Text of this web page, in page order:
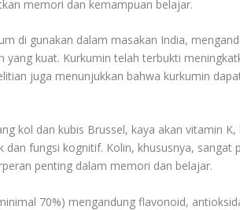
memori dan kemampuan belajar.
di gunakan dalam masakan India,
kuat. Kurkumin telah terbukti
juga menunjukkan bahwa kurkumin
kol dan kubis Brussel, kaya akan vitamin K,
fungsi kognitif. Kolin, khususnya, sangat
penting dalam memori dan belajar.
70%) mengandung flavonoid,